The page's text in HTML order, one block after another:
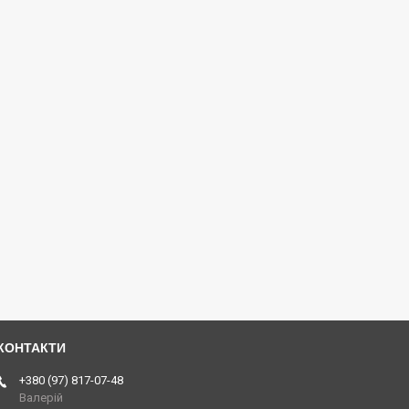
+380 (97) 817-07-48
Валерій